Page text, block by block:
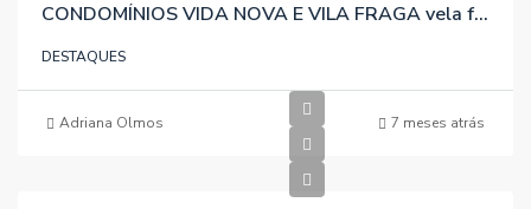
CONDOMÍNIOS VIDA NOVA E VILA FRAGA vela fotos
DESTAQUES
Adriana Olmos 7 meses atrás